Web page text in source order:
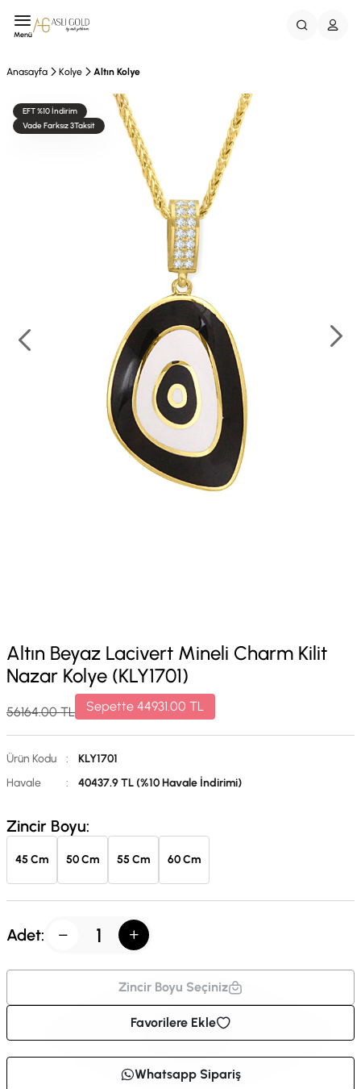
Menü
Anasayfa Kolye Altın Kolye
EFT %10 İndirim
Vade Farksız 3Taksit
Altın Beyaz Lacivert Mineli Charm Kilit
Nazar Kolye (KLY1701)
56164.00TL Sepette 44931.00 TL
Ürün Kodu :
KLY1701
Havale
: 40437.9 TL (%10 Havale İndirimi)
Zincir Boyu:
45 Cm 50 Cm 55 Cm 60 Cm
Adet:
Zincir Boyu Seçiniz
Favorilere Ekle
Whatsapp Sipariş